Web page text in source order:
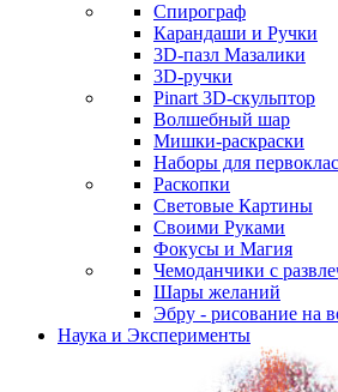
Спирограф
Карандаши и Ручки
3D-пазл Мазалики
3D-ручки
Pinart 3D-скульптор
Волшебный шар
Мишки-раскраски
Наборы для
Раскопки
Световые Картины
Своими Руками
Фокусы и Магия
Чемоданчики с
Шары желаний
Эбру - рисование на
Наука и Эксперименты